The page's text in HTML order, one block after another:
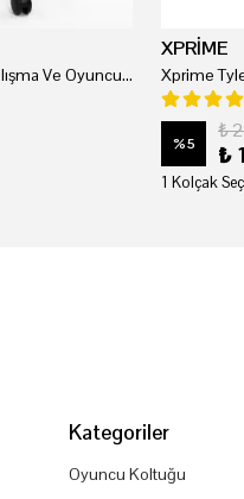
Xprime Soft Profesyonel Çalışma Ve Oyuncu Koltuğu
XPRİME
%5
₺
₺
1 Kolçak
Kategoriler
Oyuncu Koltuğu